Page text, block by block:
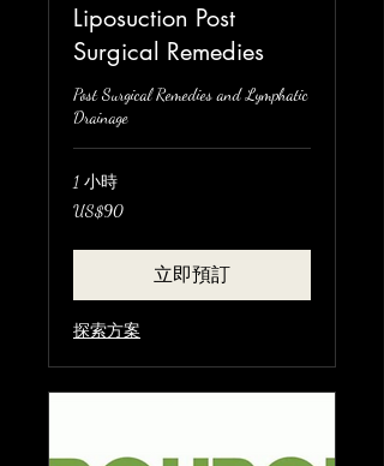
Liposuction Post
Surgical Remedies
Post Surgical Remedies and Lymphatic
Drainage
1 小時
90
美
US$90
立即預訂
探索方案